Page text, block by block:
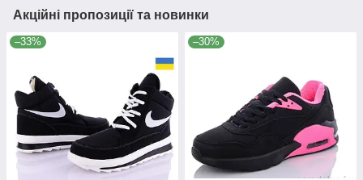
Акційні пропозиції та новинки
–33% –30%